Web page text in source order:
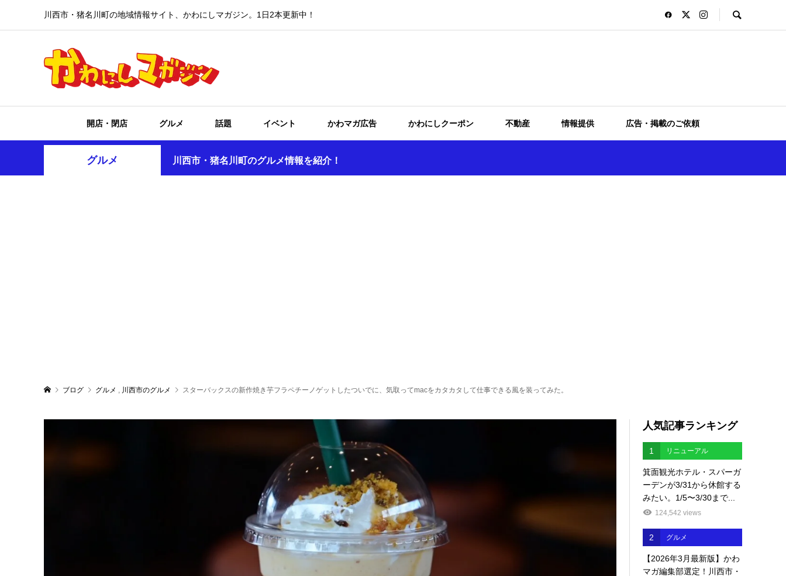
川西市・猪名川町の地域情報サイト、かわにしマガジン。1日2本更新中！
開店・閉店 グルメ 話題 イベント かわマガ広告 かわにしクーポン 不動産 情報提供 広告・掲載のご依頼
グルメ 川西市・猪名川町のグルメ情報を紹介！
ブログ グルメ , 川西市のグルメ スターバックスの新作焼き芋フラペチーノゲットしたついでに、気取ってmacをカタカタして仕事できる風を装ってみた。
人気記事ランキング
1 リニューアル
箕面観光ホテル・スパーガ
ーデンが3/31から休館する
みたい。1/5〜3/30まで...
124,542 views
2 グルメ
【2026年3月最新版】かわ
マガ編集部選定！川西市・